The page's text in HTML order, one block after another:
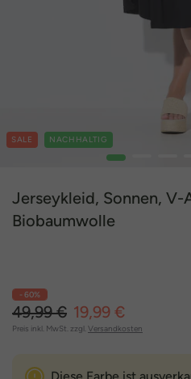
SALE NACHHALTIG
1
Jerseykleid, Sonnen, V-
Biobaumwolle
- 60%
49,99 € 19,99 €
Preis inkl. MwSt. zzgl. Versandkosten